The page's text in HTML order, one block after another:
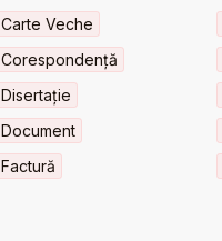
Carte Veche
Corespondență
Disertație
Document
Factură